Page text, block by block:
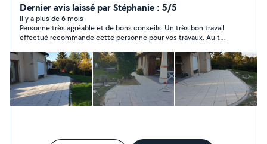
du terrassement pour aménager votre terrain. Vous
pouvez également me contacter via mon site arterrasse
Dernier avis laissé par Stéphanie : 5/5
Il y a plus de 6 mois
Personne très agréable et de bons conseils. Un très bon travail
effectué recommande cette personne pour vos travaux. Au top